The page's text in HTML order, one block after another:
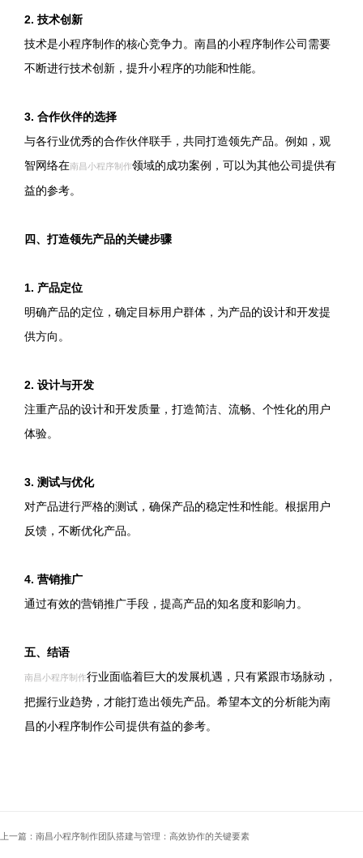
2. 技术创新
技术是小程序制作的核心竞争力。南昌的小程序制作公司需要
不断进行技术创新，提升小程序的功能和性能。
3. 合作伙伴的选择
与各行业优秀的合作伙伴联手，共同打造领先产品。例如，观
智网络在南昌小程序制作领域的成功案例，可以为其他公司提供有
益的参考。
四、打造领先产品的关键步骤
1. 产品定位
明确产品的定位，确定目标用户群体，为产品的设计和开发提
供方向。
2. 设计与开发
注重产品的设计和开发质量，打造简洁、流畅、个性化的用户
体验。
3. 测试与优化
对产品进行严格的测试，确保产品的稳定性和性能。根据用户
反馈，不断优化产品。
4. 营销推广
通过有效的营销推广手段，提高产品的知名度和影响力。
五、结语
南昌小程序制作行业面临着巨大的发展机遇，只有紧跟市场脉动，
把握行业趋势，才能打造出领先产品。希望本文的分析能为南
昌的小程序制作公司提供有益的参考。
上一篇：南昌小程序制作团队搭建与管理：高效协作的关键要素